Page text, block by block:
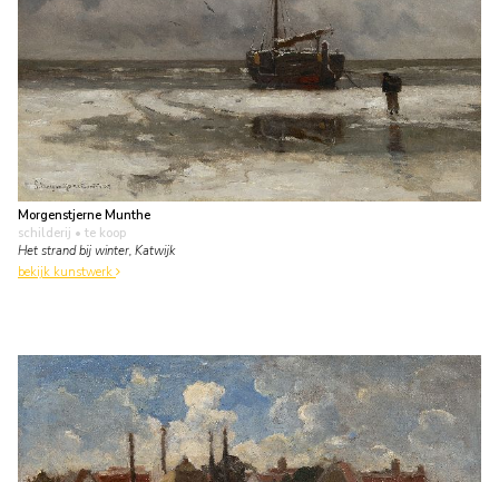
Morgenstjerne Munthe
schilderij • te koop
Het strand bij winter, Katwijk
bekijk kunstwerk